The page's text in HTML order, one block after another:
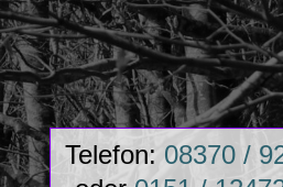
Telefon: 08370 /